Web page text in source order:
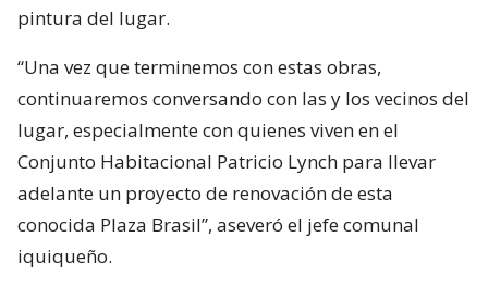
pintura del lugar.
“Una vez que terminemos con estas obras,
continuaremos conversando con las y los vecinos del
lugar, especialmente con quienes viven en el
Conjunto Habitacional Patricio Lynch para llevar
adelante un proyecto de renovación de esta
conocida Plaza Brasil”, aseveró el jefe comunal
iquiqueño.